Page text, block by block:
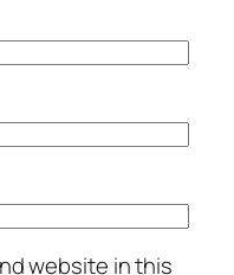
website in this